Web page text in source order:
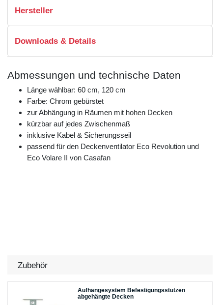
Hersteller
Downloads & Details
Abmessungen und technische Daten
Länge wählbar: 60 cm, 120 cm
Farbe: Chrom gebürstet
zur Abhängung in Räumen mit hohen Decken
kürzbar auf jedes Zwischenmaß
inklusive Kabel & Sicherungsseil
passend für den Deckenventilator Eco Revolution und
Eco Volare II von Casafan
Zubehör
Aufhängesystem Befestigungsstutzen
abgehängte Decken